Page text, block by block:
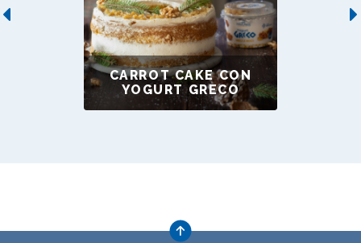
Previous
CARROT CAKE CON
YOGURT GRECO